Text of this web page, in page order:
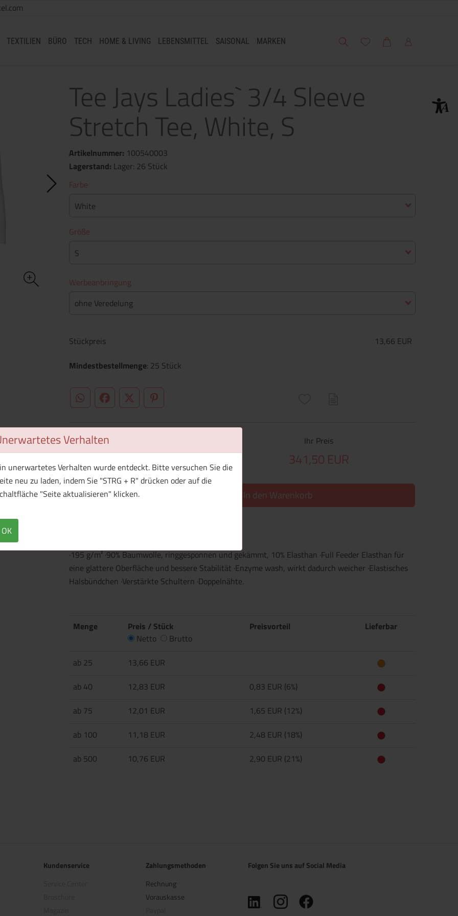
Verhalten
unerwartetes Verhalten wurde entdeckt. Bitte versuchen Sie die
neu zu laden, indem Sie "STRG + R" drücken oder auf die
"Seite aktualisieren" klicken.
OK
TEXTILIEN BÜRO TECH HOME & LIVING LEBENSMITTEL SAISONAL MARKEN Suche Meine Wunschliste
WarenkorbMein Account
Tee Jays Ladies` 3/4 Sleeve
Stretch Tee, White, S
Artikelnummer: 100540003
Lagerstand: Lager: 26 Stück
Farbe
White
Größe
S
Werbeanbringung
ohne Veredelung
Stückpreis
13,66 EUR
Mindestbestellmenge: 25 Stück
WhatsApp (#[creator\plugin\share\core\structs\SocialSharingServiceSettings]:only_chrome#)
FacebookTwitter (#[creator\plugin\share\core\structs\SocialSharingServiceSettings]:formaly_twitter#)
Pinterest
Ihr Preis
341,50 EUR
1 Muster bestellen In den Warenkorb
·195 g/m² ·90% Baumwolle, ringgesponnen und gekämmt, 10% Elasthan ·Full Feeder Elasthan für
eine glattere Oberfläche und bessere Stabilität ·Enzyme wash, wirkt dadurch weicher ·Elastisches
Halsbündchen ·Verstärkte Schultern ·Doppelnähte.
Menge
Preis / Stück
Netto
Brutto
Preisvorteil Lieferbar
ab 25
13,66 EUR
ab 40
12,83 EUR
0,83 EUR (6%)
ab 75
12,01 EUR
1,65 EUR (12%)
ab 100
11,18 EUR
2,48 EUR (18%)
ab 500
10,76 EUR 2,90 EUR (21%)
Kundenservice
Zahlungsmethoden
Rechnung
Vorauskasse
Folgen Sie uns auf Social Media
(öffnet in neuem Tab)
(öffnet in neuem Tab)
(öffnet in neuem Tab)